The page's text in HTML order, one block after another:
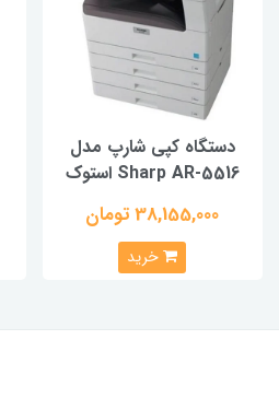
دستگاه کپی شارپ مدل
Sharp AR-5516 استوک
38,155,000 تومان
خرید